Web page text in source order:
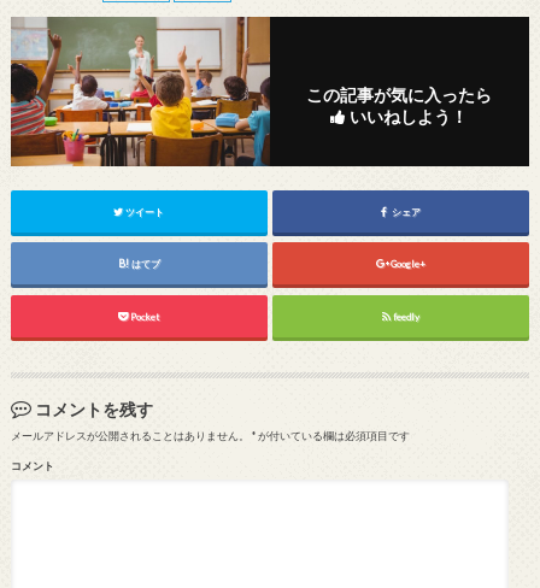
この記事が気に入ったら
いいねしよう！
ツイート シェア
はてブ Google+
Pocket feedly
コメントを残す
メールアドレスが公開されることはありません。 *が付いている欄は必須項目です
コメント